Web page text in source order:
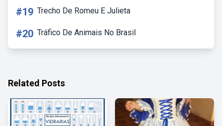
#19 Trecho De Romeu E Julieta
#20 Tráfico De Animais No Brasil
Related Posts